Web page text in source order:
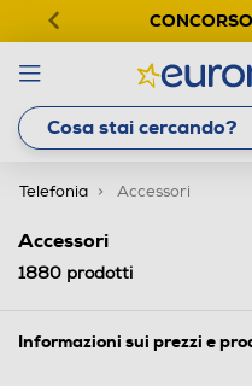
Telefonia Accessori
Accessori
1880 prodotti
Informazioni sui prezzi e